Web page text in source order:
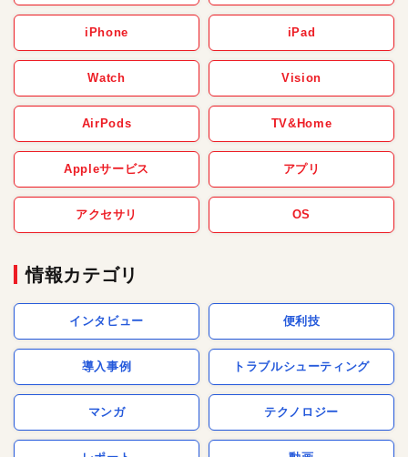
iPhone iPad
Watch Vision
AirPods TV&Home
Appleサービス アプリ
アクセサリ OS
情報カテゴリ
インタビュー 便利技
導入事例 トラブルシューティング
マンガ テクノロジー